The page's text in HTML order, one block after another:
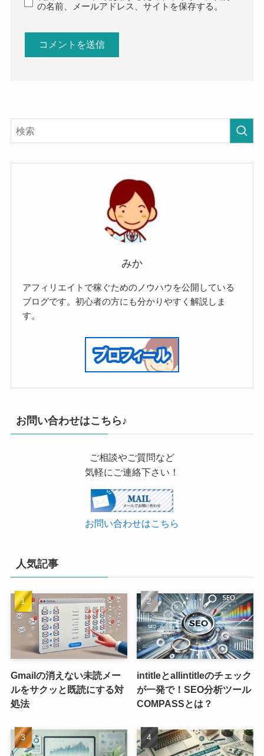
の名前、メールアドレス、サイトを保存する。
みか
アフィリエイトで稼ぐためのノウハウを公開している
ブログです。初心者の方にも分かりやすく解説しま
す。
お問い合わせはこちら♪
ご相談やご質問など
気軽にご連絡下さい！
お問い合わせはこちら
人気記事
Gmailの消えない未読メー
ルをサクッと既読にする対
処法
intitleとallintitleのチェック
が一発で！SEO分析ツール
COMPASSとは？